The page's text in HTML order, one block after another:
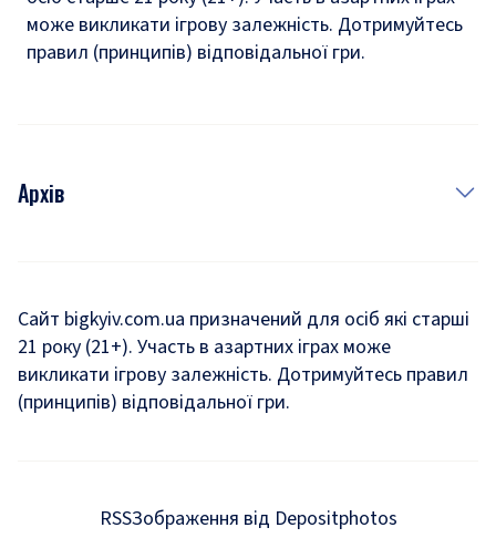
може викликати ігрову залежність. Дотримуйтесь
правил (принципів) відповідальної гри.
Архів
Комуналка
Хроніки війни
Мегаполіс
Сайт bigkyiv.com.ua призначений для осіб які старші
21 року (21+). Участь в азартних іграх може
викликати ігрову залежність. Дотримуйтесь правил
(принципів) відповідальної гри.
RSSЗображення від Depositphotos